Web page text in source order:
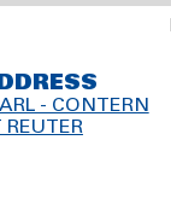
- CONTERN
REUTER